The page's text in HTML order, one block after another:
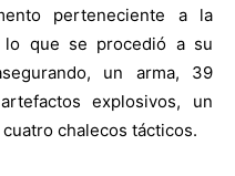
perteneciente a la
lo que se procedió a su
un arma, 39
explosivos, un
chalecos tácticos.